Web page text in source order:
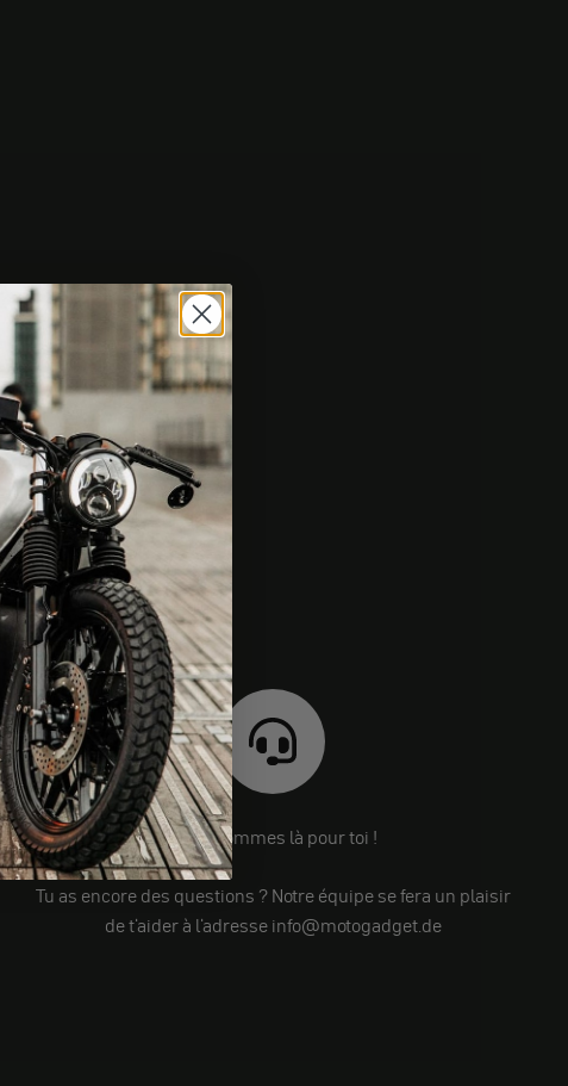
Nous sommes là pour toi !
Tu as encore des questions ? Notre équipe se fera un plaisir
de t'aider à l'adresse info@motogadget.de